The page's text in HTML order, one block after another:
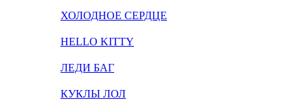
ХОЛОДНОЕ СЕРДЦЕ
HELLO KITTY
ЛЕДИ БАГ
КУКЛЫ ЛОЛ